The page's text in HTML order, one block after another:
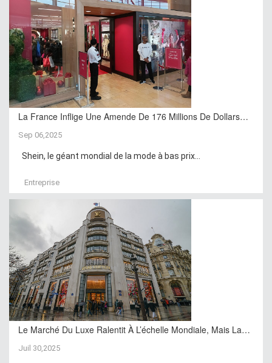
La France Inflige Une Amende De 176 Millions De Dollars…
Sep 06,2025
Shein, le géant mondial de la mode à bas prix...
Entreprise
Le Marché Du Luxe Ralentit À L’échelle Mondiale, Mais La…
Juil 30,2025